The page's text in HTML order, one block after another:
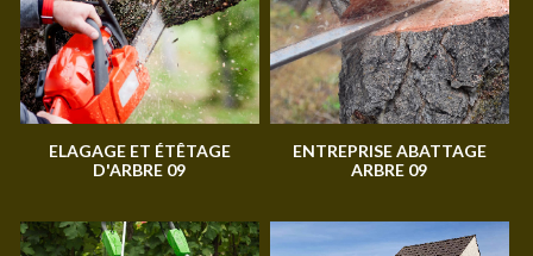
ELAGAGE ET ÉTÊTAGE
D'ARBRE 09
ENTREPRISE ABATTAGE
ARBRE 09